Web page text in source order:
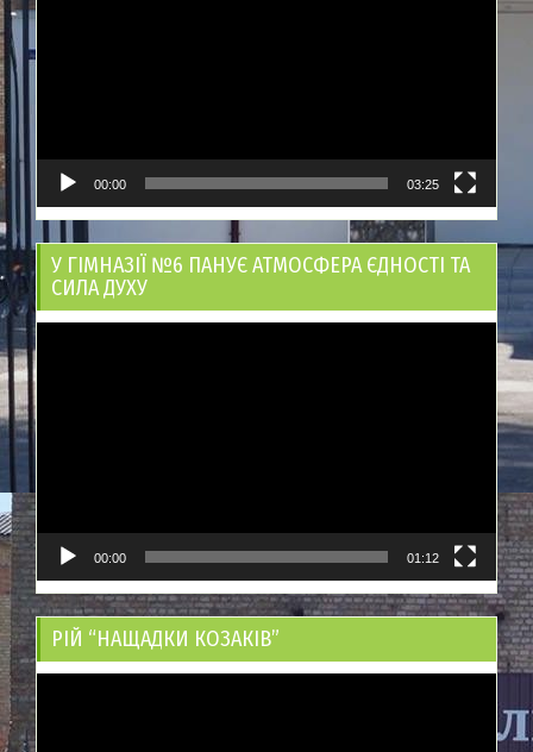
00:00 03:25
У ГІМНАЗІЇ №6 ПАНУЄ АТМОСФЕРА ЄДНОСТІ ТА
СИЛА ДУХУ
00:00 01:12
РІЙ “НАЩАДКИ КОЗАКІВ”